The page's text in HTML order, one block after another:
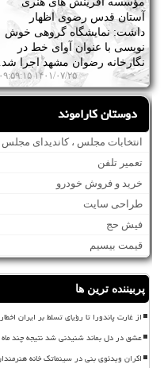
آستان قدس رضوی اظهار
داشت: نمایشگاه گروهی خوش
نویسی با عنوان آوای خط در
نگارخانه رضوان مشهد اجرا شد.
۱۴۰۱/۰۷/۲۵ ۰۹:۵۹:۱۵
دوستان کاراموند
انتخابات مجلس ، کاندیدای مجلس
تعمیر تلفن
خرید و فروش خودرو
طراحی سایت
فیش حج
قیمت بیسیم
پربیننده ترین ها
از غارت پاندورا تا رؤیای تسلط بر ایران
عشق در دل بماند شنیدنی شد نتیجه چند ماه
اکران ویدئوی بنی در سینماتک خانه